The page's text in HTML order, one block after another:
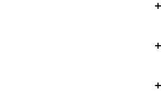
et d'Utilisations
Diamant